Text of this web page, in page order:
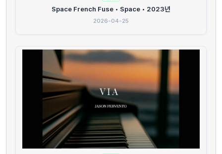
Space French Fuse • Space • 2023년
2026-04-25